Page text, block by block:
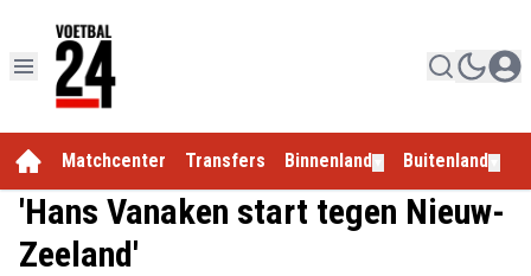
Matchcenter Transfers Binnenland Buitenland
'Hans Vanaken start tegen Nieuw-
Zeeland'